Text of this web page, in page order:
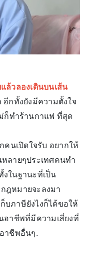
ล้วลองเดินบนเส้น
อีกทั้งยังมีความตั้งใจ
ก็ทำร้านกาแฟ ที่สุด
คนเปิดใจรับ อยากให้
ลายๆประเทศคนทำ
ในฐานะที่เป็น
ฎหมายจะลงมา
บภาษียังไงก็ได้ขอให้
อาชีพที่มีความเสี่ยงที่
าชีพอื่นๆ.